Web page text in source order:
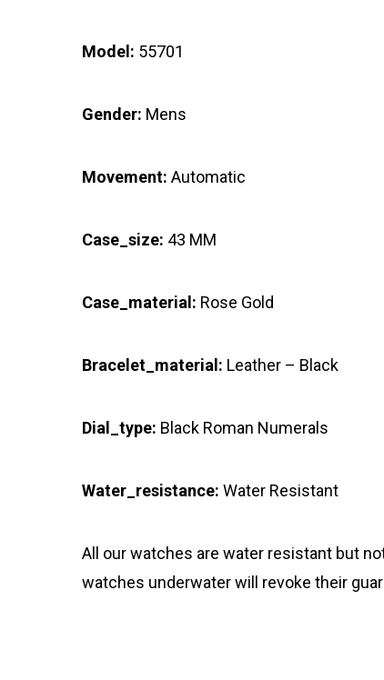
Model: 55701
Gender: Mens
Movement: Automatic
Case_size: 43 MM
Case_material: Rose Gold
Bracelet_material: Leather – Black
Dial_type: Black Roman Numerals
Water_resistance: Water Resistant
All our watches are water resistant but
watches underwater will revoke their